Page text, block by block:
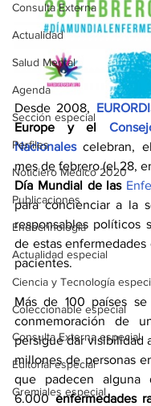
Consulta Externa
Actualidad
Salud Mental
Agenda
Sección especial
Perfiles
Noticiero Médico 2020
Publicaciones
Endocrinología
Actualidad especial
Ciencia y Tecnología
Coleccionable especial
Consulta Externa especial
Editorial especial
Gremiales especial
Desde 2008,
Europe y el
Nacionales celebran,
Día Mundial de las
para concienciar a la
responsables políticos
de estas
pacientes.
Más de 100 países
conmemoración de
persigue dar visibilidad
millones de personas
que padecen
6.000 enfermedades